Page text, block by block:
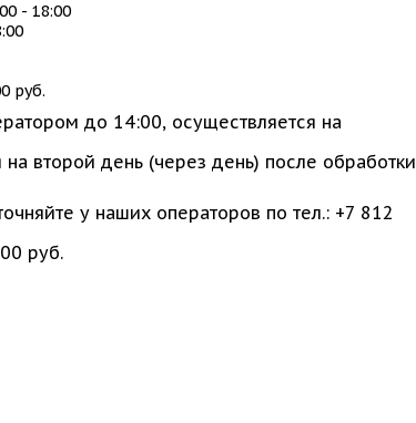
- 18:00
руб.
до 14:00, осуществляется на
второй день (через день) после обработки
у наших операторов по тел.: +7 812
руб.